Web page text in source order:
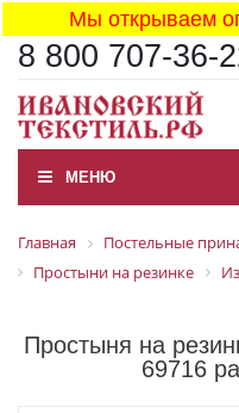
Мы открываем
8 800 707-36-
МЕНЮ
Главная
Постельные
Простыни на резинке
Простыня на
69716